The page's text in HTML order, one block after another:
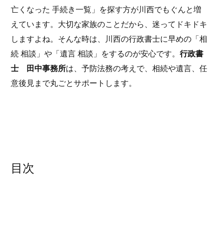
亡くなった 手続き一覧」を探す方が川西でもぐんと増
えています。大切な家族のことだから、迷ってドキドキ
しますよね。そんな時は、川西の行政書士に早めの「相
続 相談」や「遺言 相談」をするのが安心です。行政書
士 田中事務所は、予防法務の考えで、相続や遺言、任
意後見まで丸ごとサポートします。
目次